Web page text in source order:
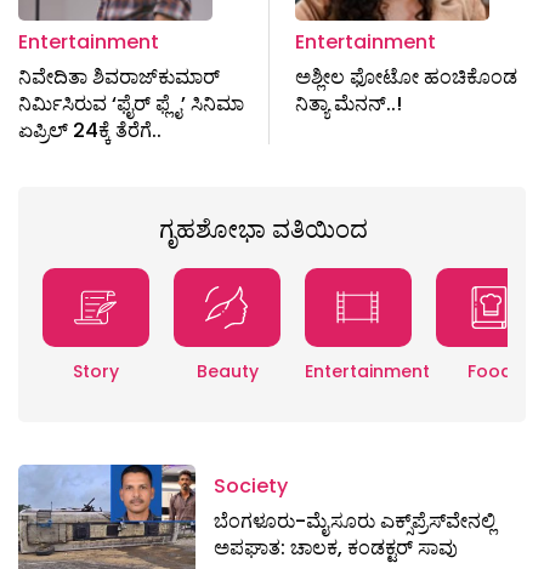
Entertainment
ನಿವೇದಿತಾ ಶಿವರಾಜ್‌ಕುಮಾರ್
ನಿರ್ಮಿಸಿರುವ ‘ಫೈರ್ ಫ್ಲೈ’ ಸಿನಿಮಾ
ಏಪ್ರಿಲ್ 24ಕ್ಕೆ ತೆರೆಗೆ..
Entertainment
ಅಶ್ಲೀಲ ಫೋಟೋ ಹಂಚಿಕೊಂಡ
ನಿತ್ಯಾ ಮೆನನ್‌..!
ಗೃಹಶೋಭಾ ವತಿಯಿಂದ
Story Beauty Entertainment Food
Society
ಬೆಂಗಳೂರು-ಮೈಸೂರು ಎಕ್ಸ್​ಪ್ರೆಸ್‌ವೇನಲ್ಲಿ
ಅಪಘಾತ: ಚಾಲಕ, ಕಂಡಕ್ಟರ್ ಸಾವು